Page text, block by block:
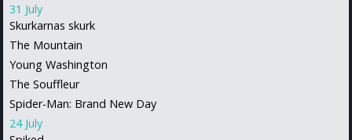
31 July
Skurkarnas skurk
The Mountain
Young Washington
The Souffleur
Spider-Man: Brand New Day
24 July